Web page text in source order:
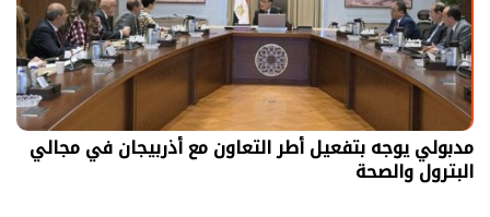
مدبولي يوجه بتفعيل أطر التعاون مع أذربيجان في مجالي
البترول والصحة